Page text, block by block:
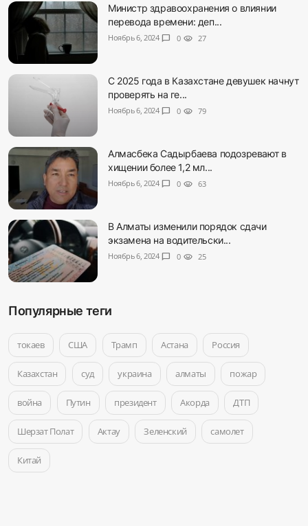
Министр здравоохранения о влиянии
перевода времени: деп...
Ноябрь 6, 2024 chat_bubble 0 visibility 27
С 2025 года в Казахстане девушек начнут
проверять на ге...
Ноябрь 6, 2024 chat_bubble 0 visibility 79
Алмасбека Садырбаева подозревают в
хищении более 1,2 мл...
Ноябрь 6, 2024 chat_bubble 0 visibility 63
В Алматы изменили порядок сдачи
экзамена на водительски...
Ноябрь 6, 2024 chat_bubble 0 visibility 25
Популярные теги
токаев США Трамп Астана Россия
Казахстан суд украина алматы пожар
война Путин президент Акорда ДТП
Шерзат Полат Актау Зеленский самолет
Китай